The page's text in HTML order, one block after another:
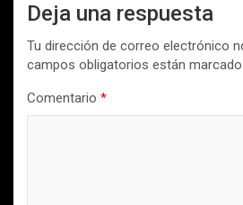
Deja una respuesta
Tu dirección de correo electrónico
campos obligatorios están
Comentario *